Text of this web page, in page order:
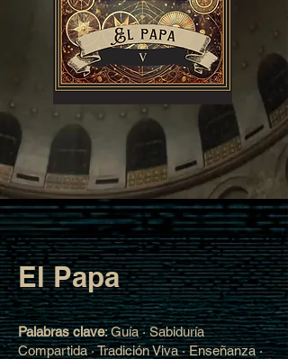
El Papa
Palabras clave: Guía · Sabiduría
Compartida · Tradición Viva · Enseñanza ·